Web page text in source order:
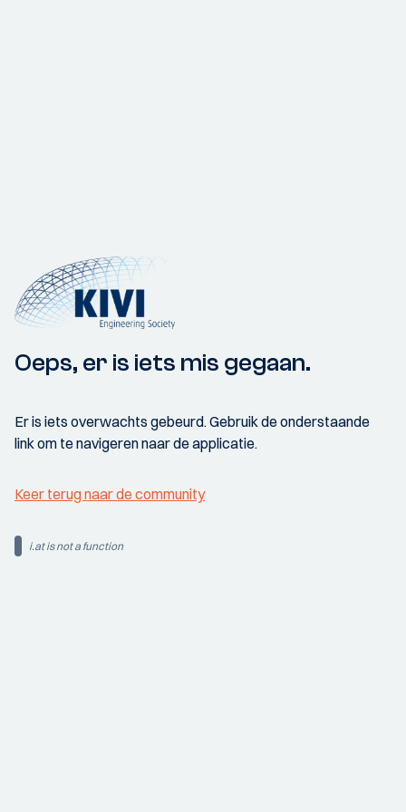
Oeps, er is iets mis gegaan.
Er is iets overwachts gebeurd. Gebruik de onderstaande
link om te navigeren naar de applicatie.
Keer terug naar de community
i.at is not a function